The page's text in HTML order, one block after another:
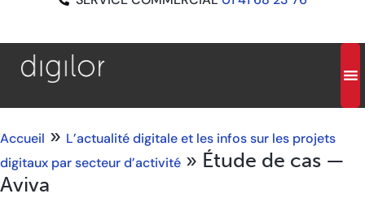
Accueil » L’actualité digitale et les infos sur les projets
digitaux par secteur d’activité » Étude de cas —
Aviva